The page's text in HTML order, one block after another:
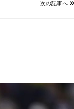
次の記事へ